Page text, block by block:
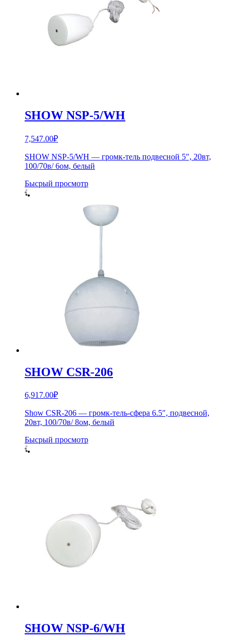
SHOW NSP-5/WH
7,547.00₽
SHOW NSP-5/WH — громк-тель подвесной 5″, 20вт,
100/70в/ 6ом, белый
Бысрый просмотр
SHOW CSR-206
6,917.00₽
Show CSR-206 — громк-тель-сфера 6.5″, подвесной,
20вт, 100/70в/ 8ом, белый
Бысрый просмотр
SHOW NSP-6/WH